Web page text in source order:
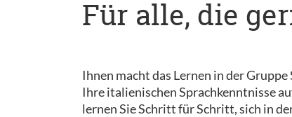
Für alle, die
Ihnen macht das Lernen in der
Ihre italienischen Sprachkenntnisse
lernen Sie Schritt für Schritt, sich in